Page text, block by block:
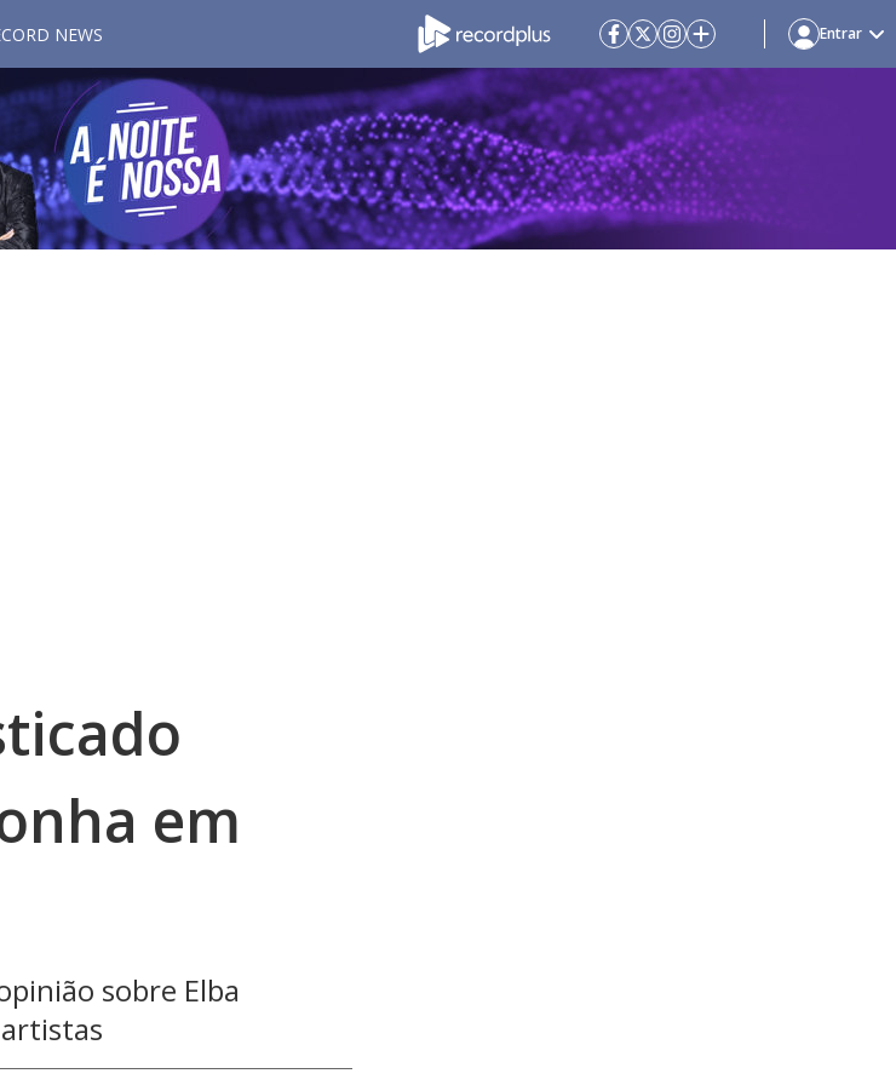
NEWS Entrar
em
sobre Elba